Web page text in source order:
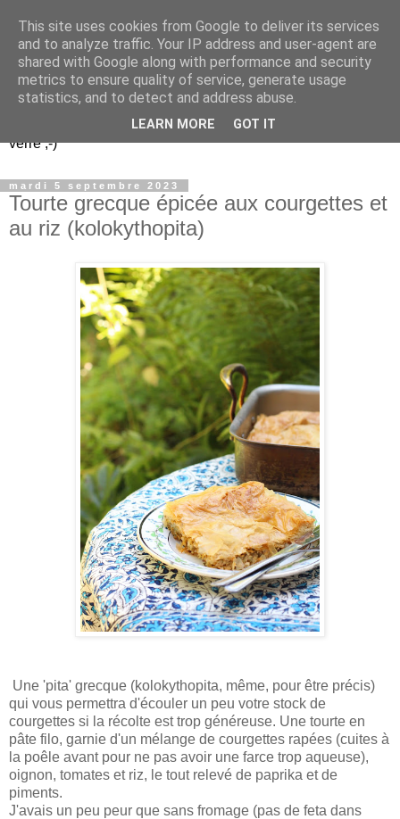
Un peu gay dans les
coings...
Découvrir le monde. Assiette après assiette. Verre après
verre ;-)
mardi 5 septembre 2023
Tourte grecque épicée aux courgettes et
au riz (kolokythopita)
Une 'pita' grecque (kolokythopita, même, pour être précis)
qui vous permettra d'écouler un peu votre stock de
courgettes si la récolte est trop généreuse. Une tourte en
pâte filo, garnie d'un mélange de courgettes rapées (cuites à
la poêle avant pour ne pas avoir une farce trop aqueuse),
oignon, tomates et riz, le tout relevé de paprika et de
piments.
J'avais un peu peur que sans fromage (pas de feta dans
This site uses cookies from Google to deliver its services
and to analyze traffic. Your IP address and user-agent are
shared with Google along with performance and security
metrics to ensure quality of service, generate usage
statistics, and to detect and address abuse.
LEARN MORE GOT IT